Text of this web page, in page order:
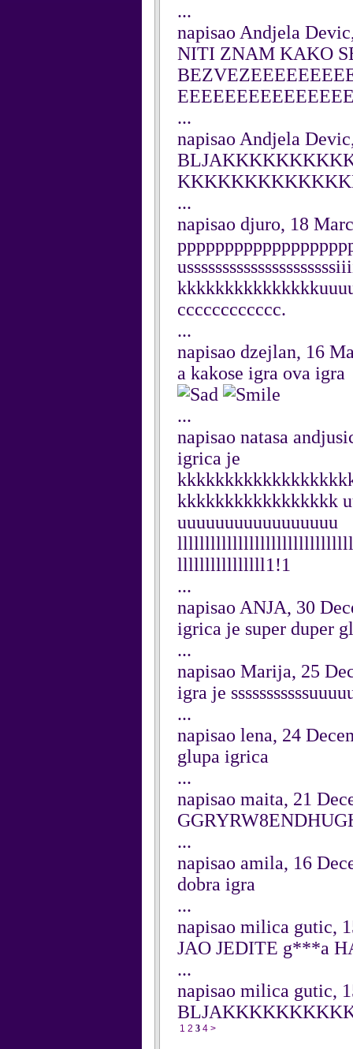
...
napisao Andjela
NITI ZNAM KAKO
...
napisao Andjela
...
napisao djuro, 18
cccccccccccc.
...
napisao dzejlan, 16
a kakose igra ova igra
...
napisao natasa
igrica je
kkkkkkkkkkkkkkkkk
uuuuuuuuuuuuuuuuu
llllllllllllllll1!1
...
napisao ANJA, 30
igrica je super duper
...
napisao Marija, 25
igra je
...
napisao lena, 24
glupa igrica
...
napisao maita, 21
...
napisao amila, 16
dobra igra
...
napisao milica gutic,
JAO JEDITE g***a
...
napisao milica gutic,
1 2 3 4 >